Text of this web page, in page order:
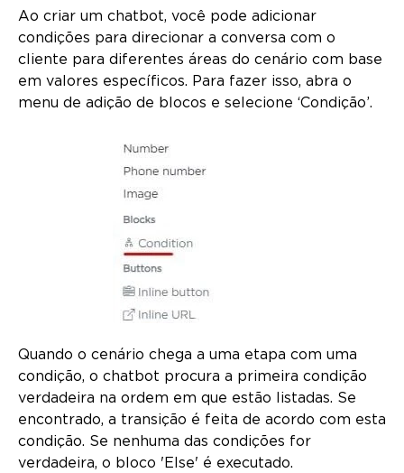
Ao criar um chatbot, você pode adicionar
condições para direcionar a conversa com o
cliente para diferentes áreas do cenário com base
em valores específicos. Para fazer isso, abra o
menu de adição de blocos e selecione ‘Condição’.
Quando o cenário chega a uma etapa com uma
condição, o chatbot procura a primeira condição
verdadeira na ordem em que estão listadas. Se
encontrado, a transição é feita de acordo com esta
condição. Se nenhuma das condições for
verdadeira, o bloco 'Else' é executado.